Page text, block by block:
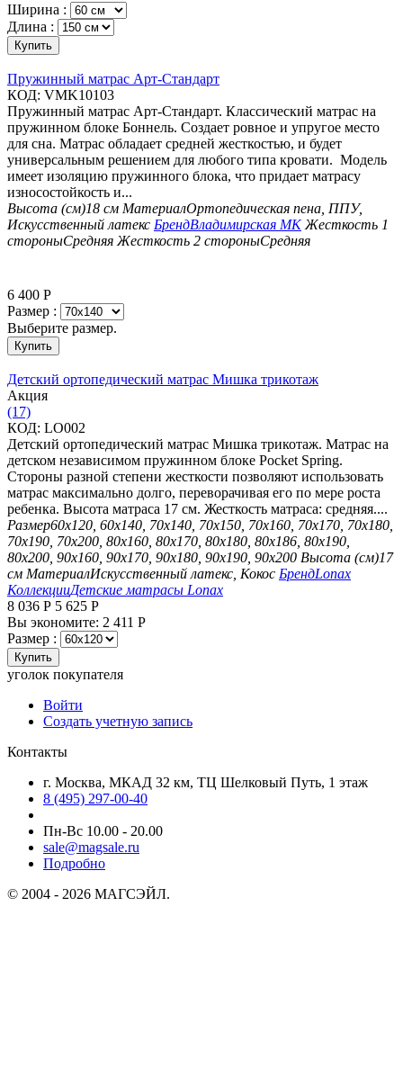
Ширина :
Длина :
Купить
Пружинный матрас Арт-Стандарт
КОД: VMK10103
Пружинный матрас Арт-Стандарт. Классический матрас на
пружинном блоке Боннель. Создает ровное и упругое место
для сна. Матрас обладает средней жесткостью, и будет
универсальным решением для любого типа кровати. Модель
имеет изоляцию пружинного блока, что придает матрасу
износостойкость и...
Высота (см)18 см МатериалОртопедическая пена, ППУ,
Искусственный латекс БрендВладимирская МК Жесткость 1
стороныСредняя Жесткость 2 стороныСредняя
6 400 Р
Размер :
Выберите размер.
Купить
Детский ортопедический матрас Мишка трикотаж
Aкция
(17)
КОД: LO002
Детский ортопедический матрас Мишка трикотаж. Матрас на
детском независимом пружинном блоке Pocket Spring.
Стороны разной степени жесткости позволяют использовать
матрас максимально долго, переворачивая его по мере роста
ребенка. Высота матраса 17 см. Жесткость матраса: средняя....
Размер60х120, 60х140, 70х140, 70х150, 70х160, 70х170, 70х180,
70х190, 70х200, 80х160, 80х170, 80х180, 80х186, 80х190,
80х200, 90х160, 90х170, 90х180, 90х190, 90х200 Высота (см)17
см МатериалИскусственный латекс, Кокос БрендLonax
КоллекцииДетские матрасы Lonax
8 036 Р 5 625 Р
Вы экономите: 2 411 Р
Размер :
Купить
уголок покупателя
Войти
Создать учетную запись
Контакты
г. Москва, МКАД 32 км, ТЦ Шелковый Путь, 1 этаж
8 (495) 297-00-40
Пн-Вс 10.00 - 20.00
sale@magsale.ru
Подробно
© 2004 - 2026 МАГСЭЙЛ.